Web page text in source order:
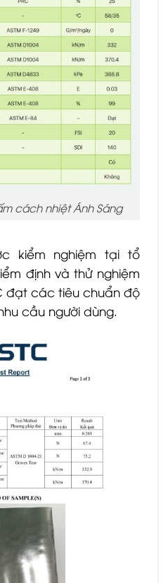
cách nhiệt Ánh Sáng
kiểm nghiệm tại tổ
định và thử nghiệm
đạt các tiêu chuẩn độ
cầu người dùng.